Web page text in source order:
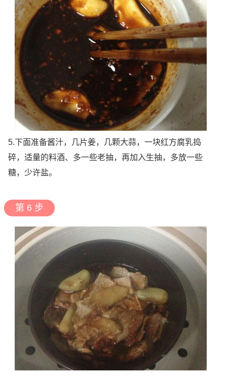
5.下面准备酱汁，几片姜，几颗大蒜，一块红方腐乳捣
碎，适量的料酒、多一些老抽，再加入生抽，多放一些
糖，少许盐。
第 6 步